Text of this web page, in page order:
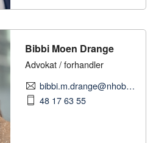
Bibbi Moen Drange
Advokat / forhandler
bibbi.m.drange@nhobyggenaringen.no
48 17 63 55